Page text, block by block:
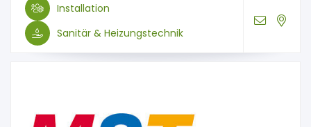
Installation
Sanitär & Heizungstechnik